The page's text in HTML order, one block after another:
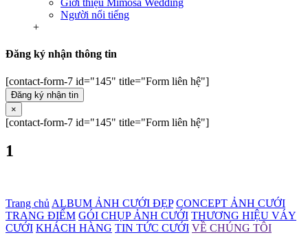
Giới thiệu Mimosa Wedding
Người nổi tiếng
+
Đăng ký nhận thông tin
[contact-form-7 id="145" title="Form liên hệ"]
Đăng ký nhận tin
×
[contact-form-7 id="145" title="Form liên hệ"]
1
Trang chủ ALBUM ẢNH CƯỚI ĐẸP CONCEPT ẢNH CƯỚI
TRANG ĐIỂM GÓI CHỤP ẢNH CƯỚI THƯƠNG HIỆU VÁY
CƯỚI KHÁCH HÀNG TIN TỨC CƯỚI VỀ CHÚNG TÔI